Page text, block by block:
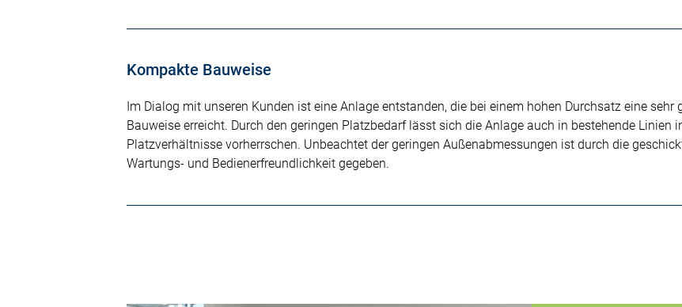
Kompakte Bauweise
Im Dialog mit unseren Kunden ist eine Anlage entstanden, die bei einem hohen Durchsatz eine
Bauweise erreicht. Durch den geringen Platzbedarf lässt sich die Anlage auch in bestehende Linien
Platzverhältnisse vorherrschen. Unbeachtet der geringen Außenabmessungen ist durch die
Wartungs- und Bedienerfreundlichkeit gegeben.